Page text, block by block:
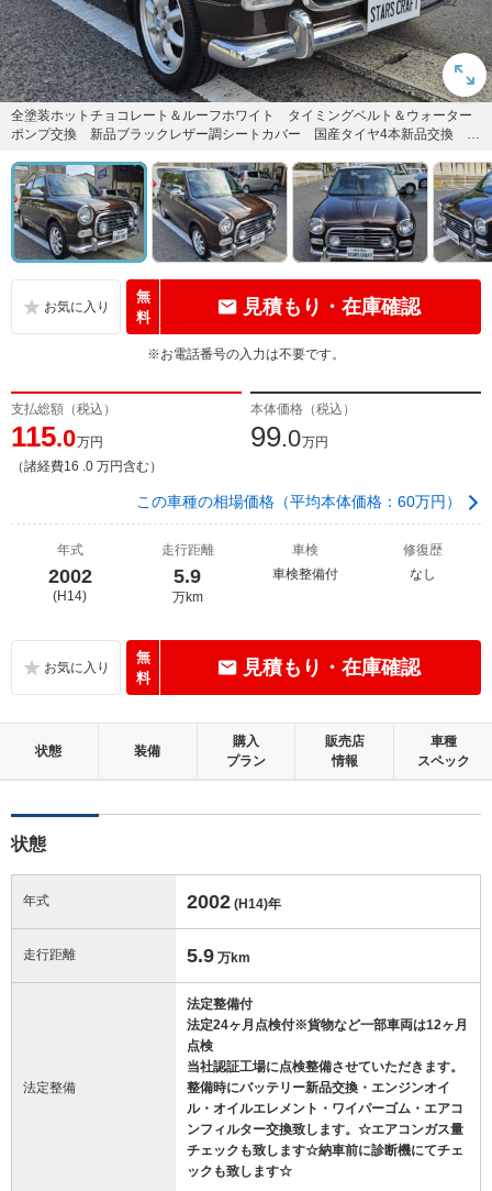
全塗装ホットチョコレート＆ルーフホワイト タイミングベルト＆ウォーター
ポンプ交換 新品ブラックレザー調シートカバー 国産タイヤ4本新品交換 ミ
無
料
見積もり・在庫確認
※お電話番号の入力は不要です。
支払総額（税込）
115.0万円
（諸経費16 .0 万円含む）
本体価格（税込）
99.0万円
この車種の相場価格（平均本体価格：60万円）
年式
2002
(H14)
走行距離
5.9
万km
車検
車検整備付
修復歴
なし
無
料
見積もり・在庫確認
状態 装備
購入
プラン
販売店
情報
車種
スペック
状態
年式 2002 (H14)年
走行距離 5.9 万km
法定整備
法定整備付
法定24ヶ月点検付※貨物など一部車両は12ヶ月
点検
当社認証工場に点検整備させていただきます。
整備時にバッテリー新品交換・エンジンオイ
ル・オイルエレメント・ワイパーゴム・エアコ
ンフィルター交換致します。☆エアコンガス量
チェックも致します☆納車前に診断機にてチェ
ックも致します☆